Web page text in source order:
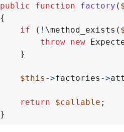
public function factory (
{
if
( ! \method_exists (
throw new
}
$this ->factories ->
return $callable ;
}